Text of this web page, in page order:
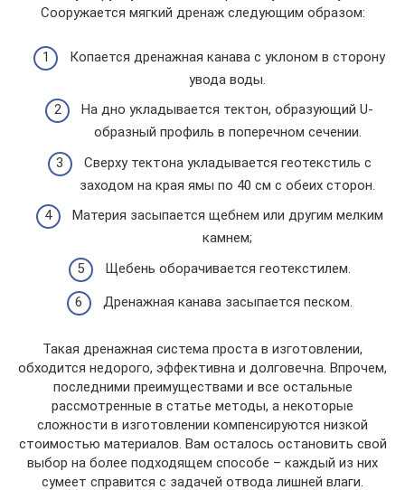
Сооружается мягкий дренаж следующим образом:
Копается дренажная канава с уклоном в сторону
увода воды.
На дно укладывается тектон, образующий U-
образный профиль в поперечном сечении.
Сверху тектона укладывается геотекстиль с
заходом на края ямы по 40 см с обеих сторон.
Материя засыпается щебнем или другим мелким
камнем;
Щебень оборачивается геотекстилем.
Дренажная канава засыпается песком.
Такая дренажная система проста в изготовлении,
обходится недорого, эффективна и долговечна. Впрочем,
последними преимуществами и все остальные
рассмотренные в статье методы, а некоторые
сложности в изготовлении компенсируются низкой
стоимостью материалов. Вам осталось остановить свой
выбор на более подходящем способе – каждый из них
сумеет справится с задачей отвода лишней влаги.